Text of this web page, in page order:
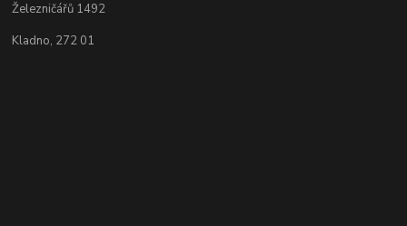
Železničářů 1492
Kladno, 272 01